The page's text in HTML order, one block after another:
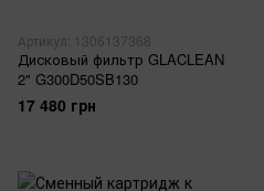
Артикул: 1306137368
Дисковый фильтр GLACLEAN
2" G300D50SB130
17 480 грн